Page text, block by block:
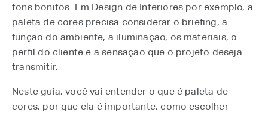
tons bonitos. Em Design de Interiores por exemplo, a
paleta de cores precisa considerar o briefing, a
função do ambiente, a iluminação, os materiais, o
perfil do cliente e a sensação que o projeto deseja
transmitir.
Neste guia, você vai entender o que é paleta de
cores, por que ela é importante, como escolher